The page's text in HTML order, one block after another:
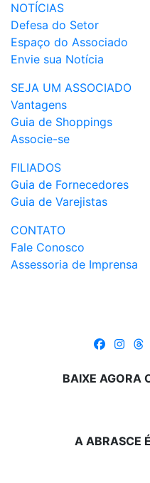
NOTÍCIAS
Defesa do Setor
Espaço do Associado
Envie sua Notícia
SEJA UM ASSOCIADO
Vantagens
Guia de Shoppings
Associe-se
FILIADOS
Guia de Fornecedores
Guia de Varejistas
CONTATO
Fale Conosco
Assessoria de Imprensa
BAIXE AGORA
A ABRASCE